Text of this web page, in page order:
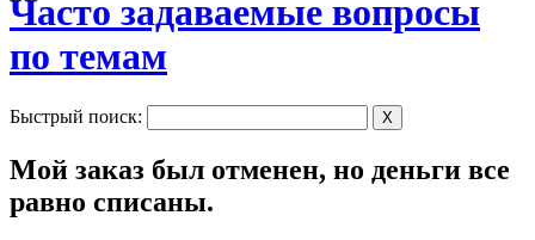
Часто задаваемые вопросы
по темам
Быстрый поиск: X
Мой заказ был отменен, но деньги все
равно списаны.